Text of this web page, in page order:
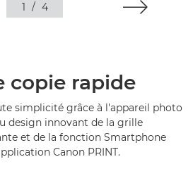
1 / 4
copie rapide
simplicité grâce à l'appareil photo
design innovant de la grille
et de la fonction Smartphone
Canon PRINT.